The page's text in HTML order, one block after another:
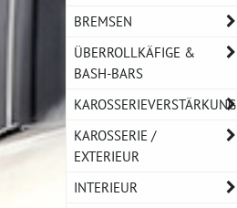
BREMSEN
ÜBERROLLKÄFIGE &
BASH-BARS
KAROSSERIEVERSTÄRKUNG
KAROSSERIE /
EXTERIEUR
INTERIEUR